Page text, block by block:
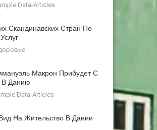
Data-Articles
Скандинавских Стран По
Макрон Прибудет С
В Данию
Data-Articles
На Жительство В Дании